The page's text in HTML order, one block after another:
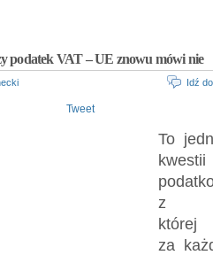
podatek VAT – UE znowu mówi nie
Idź
Tweet
To
kwestii
z
której
za